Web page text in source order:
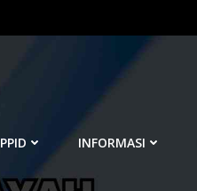
PPID INFORMASI